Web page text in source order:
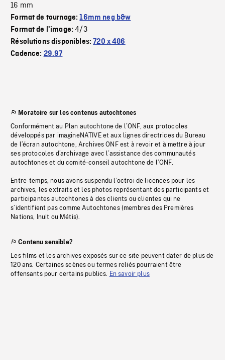
16 mm
Format de tournage:16mm neg b&w
Format de l'image:4/3
Résolutions disponibles:720 x 486
Cadence: 29.97
Moratoire sur les contenus autochtones
Conformément au Plan autochtone de l’ONF, aux protocoles
développés par imagineNATIVE et aux lignes directrices du Bureau
de l’écran autochtone, Archives ONF est à revoir et à mettre à jour
ses protocoles d’archivage avec l’assistance des communautés
autochtones et du comité-conseil autochtone de l’ONF.
Entre-temps, nous avons suspendu l’octroi de licences pour les
archives, les extraits et les photos représentant des participants et
participantes autochtones à des clients ou clientes qui ne
s’identifient pas comme Autochtones (membres des Premières
Nations, Inuit ou Métis).
Contenu sensible?
Les films et les archives exposés sur ce site peuvent dater de plus de
120 ans. Certaines scènes ou termes reliés pourraient être
offensants pour certains publics. En savoir plus